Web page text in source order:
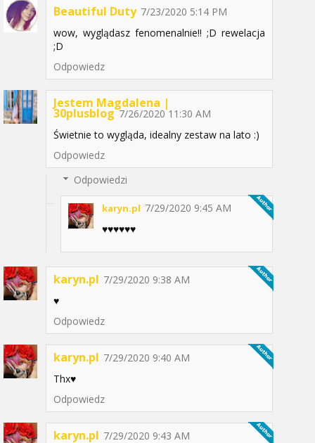
Beautiful Duty 7/23/2020 5:14 PM
wow, wyglądasz fenomenalnie!! ;D rewelacja
;D
Odpowiedz
Jestem Magdalena |
30plusblog 7/26/2020 11:30 AM
Świetnie to wygląda, idealny zestaw na lato :)
Odpowiedz
Odpowiedzi
karyn.pl 7/29/2020 9:45 AM
♥️♥️♥️♥️♥️♥️
karyn.pl 7/29/2020 9:38 AM
♥️
Odpowiedz
karyn.pl 7/29/2020 9:40 AM
Thx♥️
Odpowiedz
karyn.pl 7/29/2020 9:43 AM